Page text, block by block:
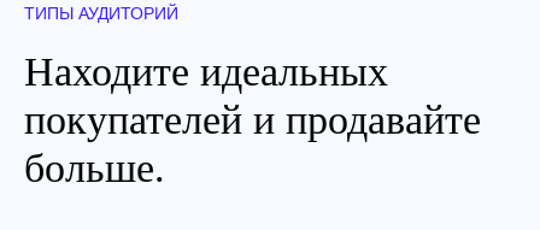
ТИПЫ АУДИТОРИЙ
Находите идеальных
покупателей и продавайте
больше.